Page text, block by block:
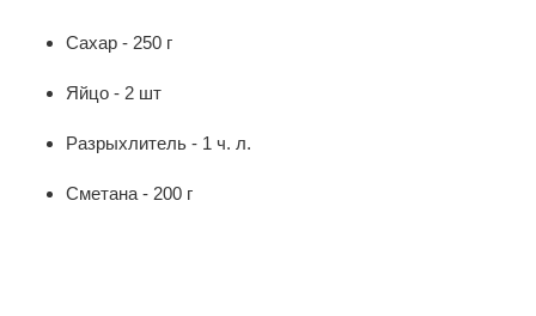
Сахар - 250 г
Яйцо - 2 шт
Разрыхлитель - 1 ч. л.
Сметана - 200 г